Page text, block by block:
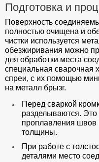
Подготовка и
Поверхность
полностью очищена и
чистки используется
обезжиривания можно
для обработки места
специальная сварочная
спреи, с их помощью
на металл брызг.
Перед сваркой
разделываются. Это
проплавления швов
толщины.
При работе с
деталями место